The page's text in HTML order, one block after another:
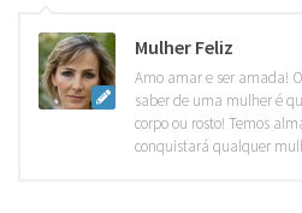
Mulher Feliz
Amo amar e ser amada!
saber de uma mulher é
corpo ou rosto! Temos
conquistará qualquer